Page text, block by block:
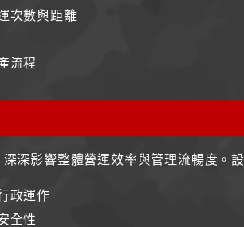
次數與距離
流程
深深影響整體營運效率與管理流暢度。
政運作
全性